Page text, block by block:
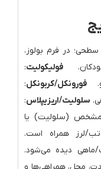
در فرم بولوز،
فولیکولیت:
فورونکل/کربونکل:
سلولیت/اریزیپلاس:
(سلولیت) یا
لرز همراه است.
دیده می‌شود.